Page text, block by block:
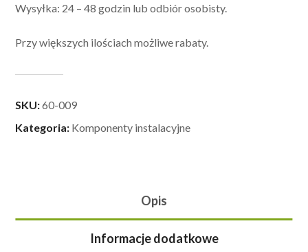
Wysyłka: 24 – 48 godzin lub odbiór osobisty.
Przy większych ilościach możliwe rabaty.
SKU:60-009
Kategoria: Komponenty instalacyjne
Opis
Informacje dodatkowe